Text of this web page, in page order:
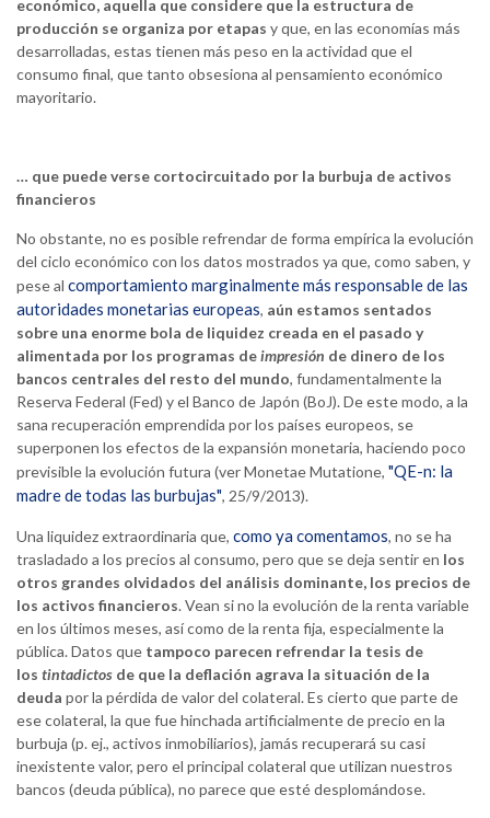
económico, aquella que considere que la estructura de
producción se organiza por etapas y que, en las economías más
desarrolladas, estas tienen más peso en la actividad que el
consumo final, que tanto obsesiona al pensamiento económico
mayoritario.
… que puede verse cortocircuitado por la burbuja de activos
financieros
No obstante, no es posible refrendar de forma empírica la evolución
del ciclo económico con los datos mostrados ya que, como saben, y
pese al comportamiento marginalmente más responsable de las
autoridades monetarias europeas, aún estamos sentados
sobre una enorme bola de liquidez creada en el pasado y
alimentada por los programas deimpresión de dinero de los
bancos centrales del resto del mundo, fundamentalmente la
Reserva Federal (Fed) y el Banco de Japón (BoJ). De este modo, a la
sana recuperación emprendida por los países europeos, se
superponen los efectos de la expansión monetaria, haciendo poco
previsible la evolución futura (ver Monetae Mutatione, "QE-n: la
madre de todas las burbujas", 25/9/2013).
Una liquidez extraordinaria que, como ya comentamos, no se ha
trasladado a los precios al consumo, pero que se deja sentir en los
otros grandes olvidados del análisis dominante, los precios de
los activos financieros. Vean si no la evolución de la renta variable
en los últimos meses, así como de la renta fija, especialmente la
pública. Datos que tampoco parecen refrendar la tesis de
los tintadictos de que la deflación agrava la situación de la
deuda por la pérdida de valor del colateral. Es cierto que parte de
ese colateral, la que fue hinchada artificialmente de precio en la
burbuja (p. ej., activos inmobiliarios), jamás recuperará su casi
inexistente valor, pero el principal colateral que utilizan nuestros
bancos (deuda pública), no parece que esté desplomándose.